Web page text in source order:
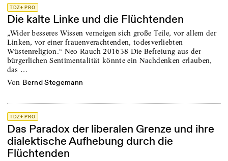
TDZ+ PRO
Die kalte Linke und die Flüchtenden
„Wider besseres Wissen verneigen sich große Teile, vor allem der
Linken, vor einer frauenverachtenden, todesverliebten
Wüstenreligion.“ Neo Rauch 201638 Die Befreiung aus der
bürgerlichen Sentimentalität könnte ein Nachdenken erlauben,
das …
von Bernd Stegemann
TDZ+ PRO
Das Paradox der liberalen Grenze und ihre
dialektische Aufhebung durch die
Flüchtenden